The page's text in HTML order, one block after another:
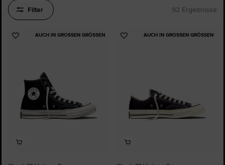
Filter 92 Ergebnisse
AUCH IN GROSSEN GRÖSSEN
Zu
AUCH IN GROSSEN GRÖSSEN
Zu